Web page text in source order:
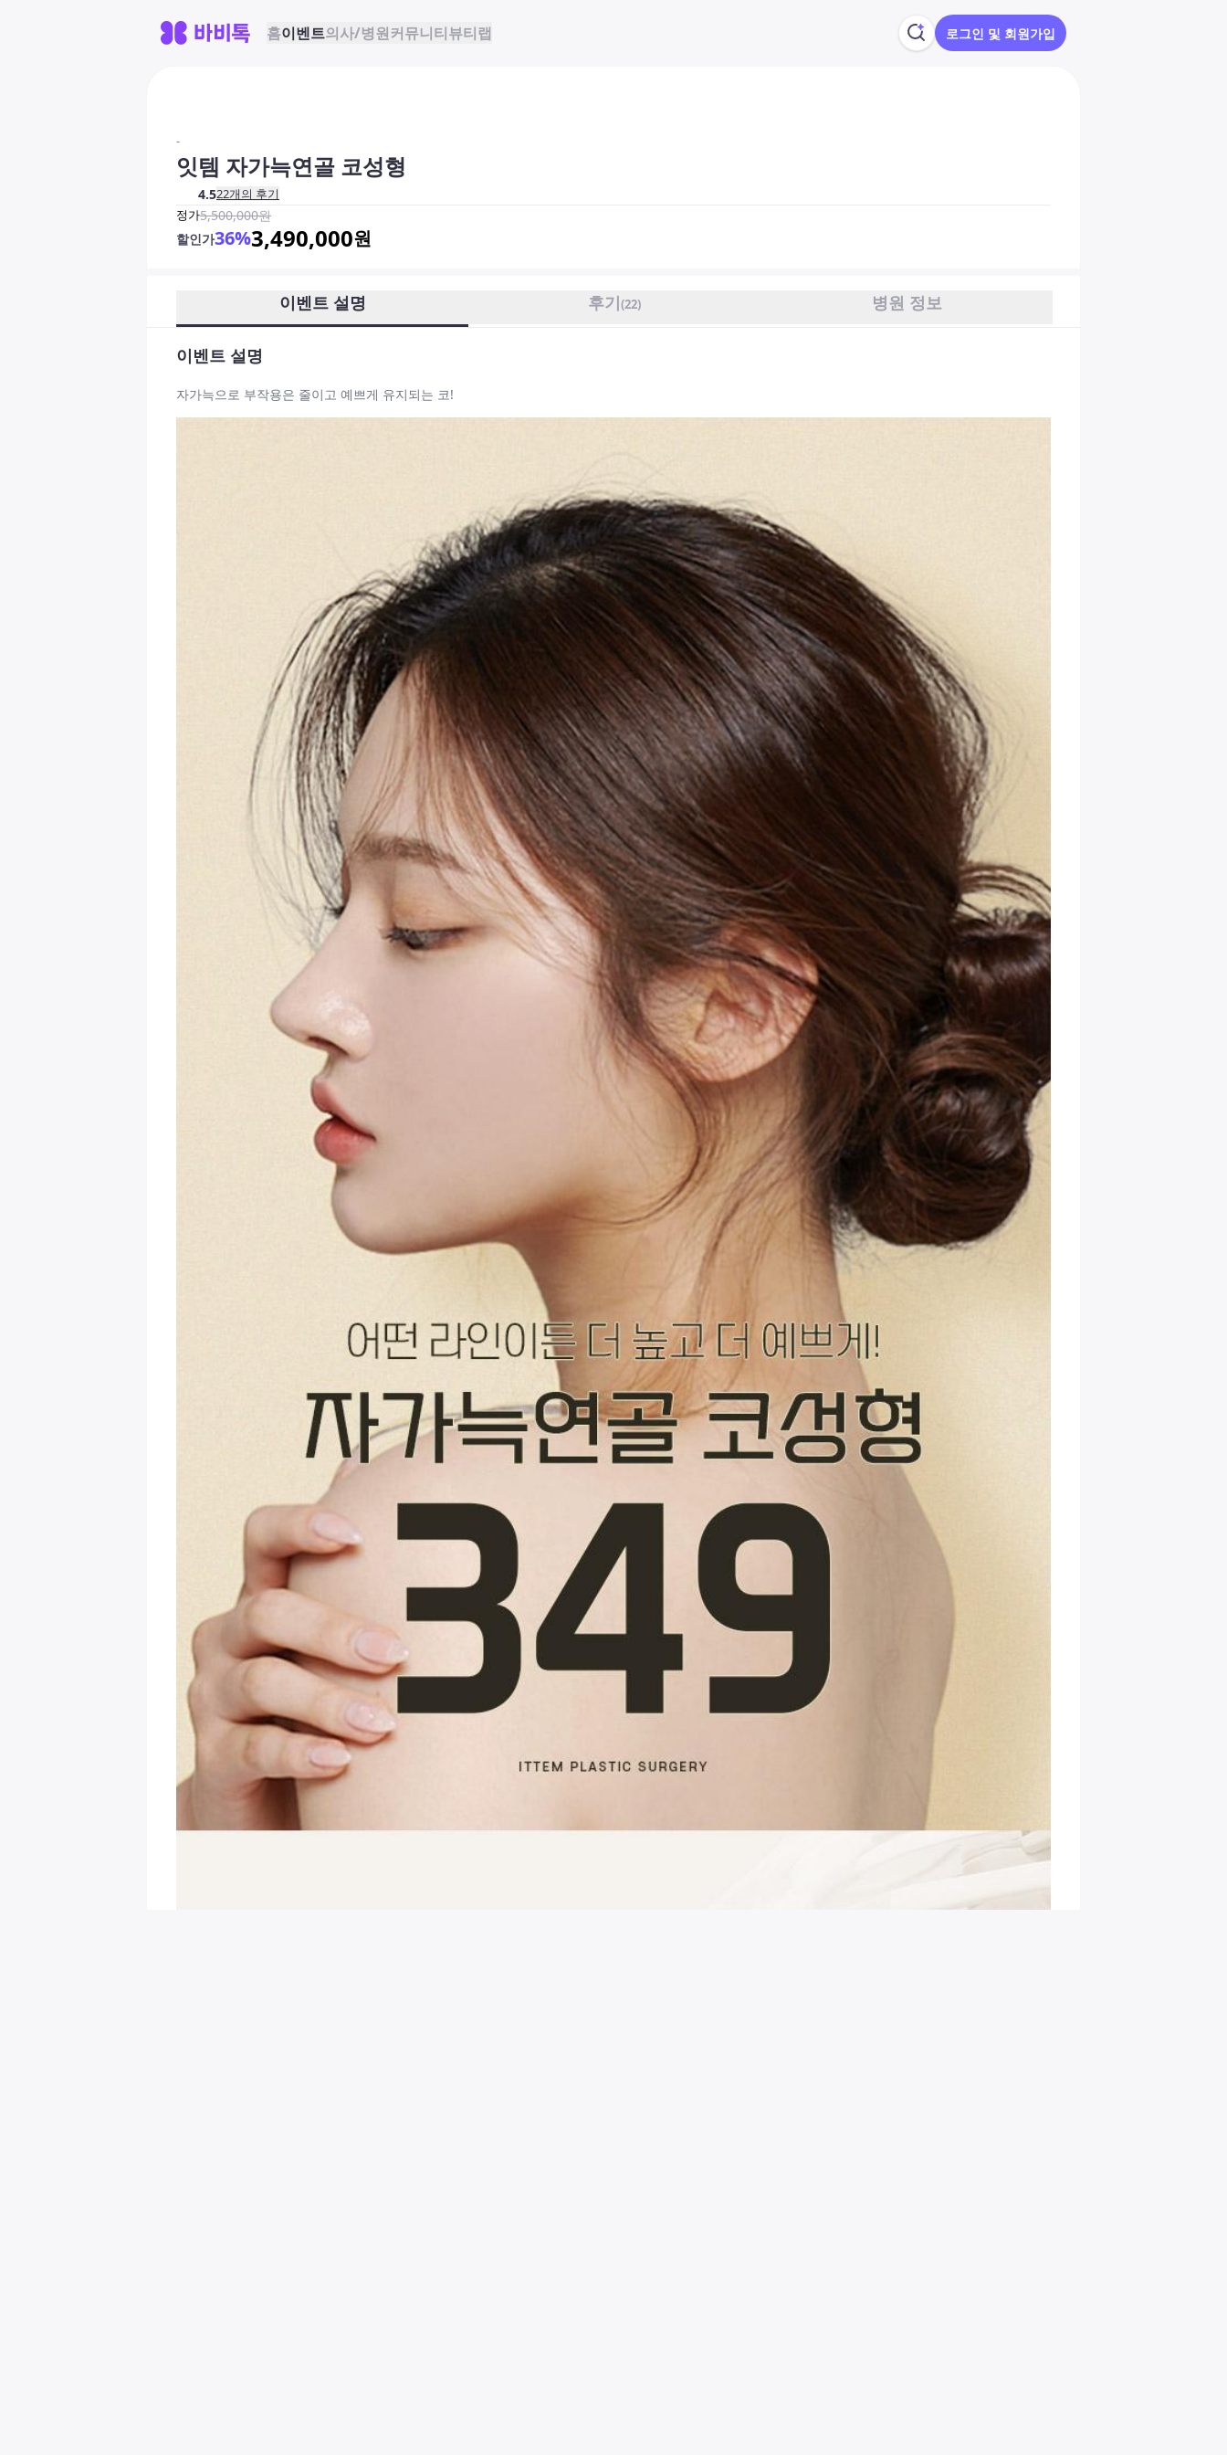
홈이벤트의사/병원커뮤니티뷰티랩 로그인 및 회원가입
-
잇템 자가늑연골 코성형
4.522개의 후기
정가5,500,000원
할인가36%3,490,000원
이벤트 설명 후기(22) 병원 정보
이벤트 설명
자가늑으로 부작용은 줄이고 예쁘게 유지되는 코!